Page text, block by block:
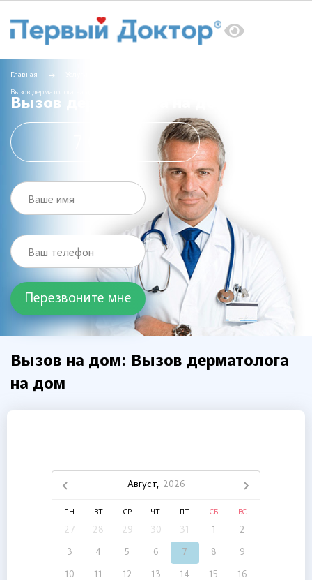
Главная
Вызов дерматолога на дом
Вызов дерматолога на дом
Ваше имя
Ваш телефон
Вызов на дом: Вызов дерматолога
на дом
Август, 2026
ПН ВТ СР ЧТ СБ ВС
27 28 29 30 31 1 2
3 4 5 6 7 8 9
10 11 12 13 14 15 16